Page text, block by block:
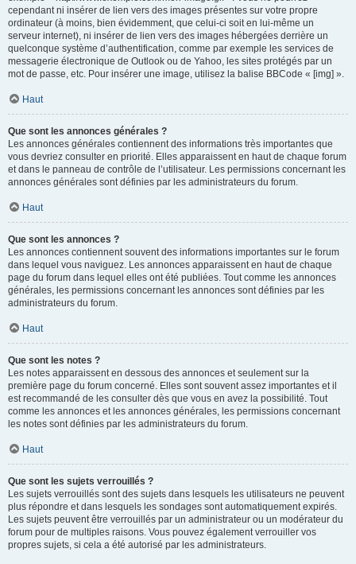
cependant ni insérer de lien vers des images présentes sur votre propre
ordinateur (à moins, bien évidemment, que celui-ci soit en lui-même un
serveur internet), ni insérer de lien vers des images hébergées derrière un
quelconque système d’authentification, comme par exemple les services de
messagerie électronique de Outlook ou de Yahoo, les sites protégés par un
mot de passe, etc. Pour insérer une image, utilisez la balise BBCode « [img] ».
Haut
Que sont les annonces générales ?
Les annonces générales contiennent des informations très importantes que
vous devriez consulter en priorité. Elles apparaissent en haut de chaque forum
et dans le panneau de contrôle de l’utilisateur. Les permissions concernant les
annonces générales sont définies par les administrateurs du forum.
Haut
Que sont les annonces ?
Les annonces contiennent souvent des informations importantes sur le forum
dans lequel vous naviguez. Les annonces apparaissent en haut de chaque
page du forum dans lequel elles ont été publiées. Tout comme les annonces
générales, les permissions concernant les annonces sont définies par les
administrateurs du forum.
Haut
Que sont les notes ?
Les notes apparaissent en dessous des annonces et seulement sur la
première page du forum concerné. Elles sont souvent assez importantes et il
est recommandé de les consulter dès que vous en avez la possibilité. Tout
comme les annonces et les annonces générales, les permissions concernant
les notes sont définies par les administrateurs du forum.
Haut
Que sont les sujets verrouillés ?
Les sujets verrouillés sont des sujets dans lesquels les utilisateurs ne peuvent
plus répondre et dans lesquels les sondages sont automatiquement expirés.
Les sujets peuvent être verrouillés par un administrateur ou un modérateur du
forum pour de multiples raisons. Vous pouvez également verrouiller vos
propres sujets, si cela a été autorisé par les administrateurs.